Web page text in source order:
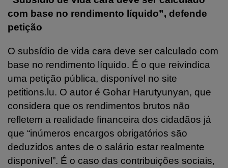
com base no rendimento líquido”, defende
petição
O subsídio de vida cara deve ser calculado com
base no rendimento líquido. É o que reivindica
uma petição pública, disponível no site
petitions.lu. O autor é Gohar Harutyunyan, que
considera que os rendimentos brutos não
refletem a realidade financeira dos cidadãos já
que “inúmeros encargos obrigatórios são
deduzidos antes de o salário estar realmente
disponível”. É o caso das contribuições sociais,